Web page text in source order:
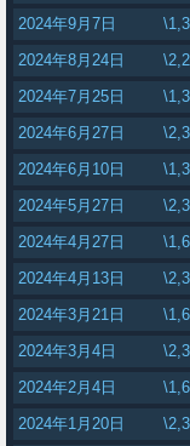
2024年9月7日
2024年8月24日
2024年7月25日
2024年6月27日
2024年6月10日
2024年5月27日
2024年4月27日
2024年4月13日
2024年3月21日
2024年3月4日
2024年2月4日
2024年1月20日